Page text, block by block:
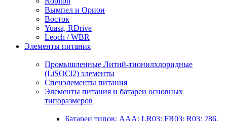
Вымпел и Орион
Восток
Yuasa, RDrive
Leoch / WBR
Элементы питания
Промышленные Литий-тионилхлоридные
(LiSOCl2) элементы
Спецэлементы питания
Элементы питания и батареи основных
типоразмеров
Батареи типов: AAA; LR03; FR03; R03; 286.